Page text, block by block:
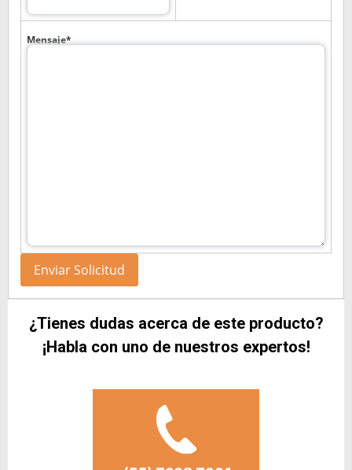
Mensaje*
¿Tienes dudas acerca de este producto?
¡Habla con uno de nuestros expertos!